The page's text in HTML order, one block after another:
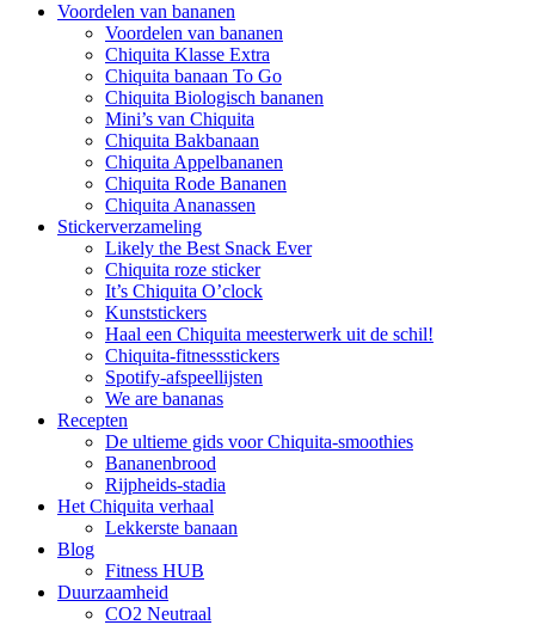
Voordelen van bananen
Voordelen van bananen
Chiquita Klasse Extra
Chiquita banaan To Go
Chiquita Biologisch bananen
Mini’s van Chiquita
Chiquita Bakbanaan
Chiquita Appelbananen
Chiquita Rode Bananen
Chiquita Ananassen
Stickerverzameling
Likely the Best Snack Ever
Chiquita roze sticker
It’s Chiquita O’clock
Kunststickers
Haal een Chiquita meesterwerk uit de schil!
Chiquita-fitnessstickers
Spotify-afspeellijsten
We are bananas
Recepten
De ultieme gids voor Chiquita-smoothies
Bananenbrood
Rijpheids-stadia
Het Chiquita verhaal
Lekkerste banaan
Blog
Fitness HUB
Duurzaamheid
CO2 Neutraal